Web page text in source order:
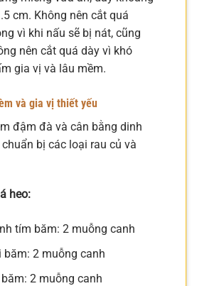
cm. Không nên cắt quá
vì khi nấu sẽ bị nát, cũng
nên cắt quá dày vì khó
gia vị và lâu mềm.
và gia vị thiết yếu
đậm đà và cân bằng dinh
bị các loại rau củ và
heo:
tím băm: 2 muỗng canh
băm: 2 muỗng canh
2 muỗng canh